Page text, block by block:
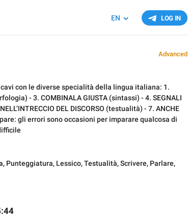
LOG IN
EN
Advanced
con le diverse specialità della lingua italiana: 1.
- 3. COMBINALA GIUSTA (sintassi) - 4. SEGNALI
DEL DISCORSO (testualità) - 7. ANCHE
gli errori sono occasioni per imparare qualcosa di
, Punteggiatura, Lessico,Testualità,Scrivere, Parlare,